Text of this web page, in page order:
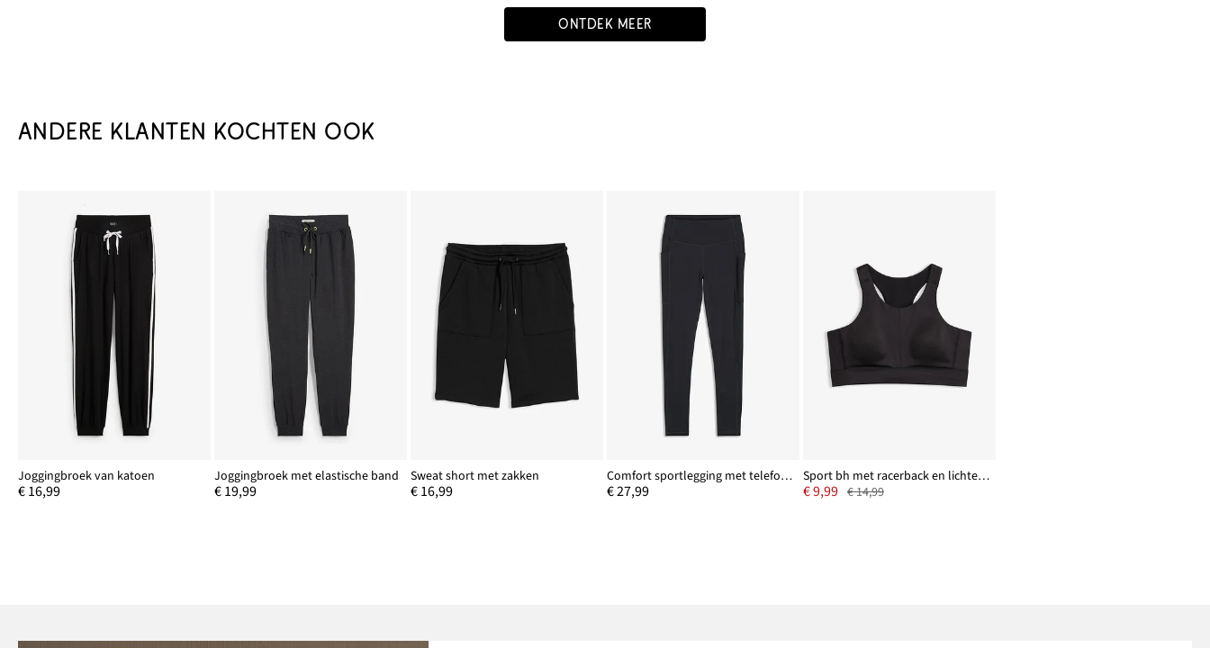
ONTDEK MEER
ANDERE KLANTEN KOCHTEN OOK
Joggingbroek van katoen
€ 16,99
Joggingbroek met elastische band
€ 19,99
Sweat short met zakken
€ 16,99
Comfort sportlegging met telefoonzakje, sneldrogend
€ 27,99
Sport bh met racerback en lichte steun
€ 9,99 € 14,99